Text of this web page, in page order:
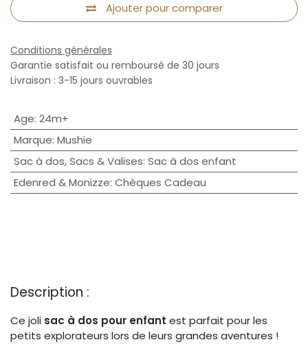
Ajouter pour comparer
Conditions générales
Garantie satisfait ou remboursé de 30 jours
Livraison : 3-15 jours ouvrables
Age: 24m+
Marque: Mushie
Sac à dos, Sacs & Valises: Sac à dos enfant
Edenred & Monizze: Chèques Cadeau
Description :
Ce joli sac à dos pour enfant est parfait pour les
petits explorateurs lors de leurs grandes aventures !